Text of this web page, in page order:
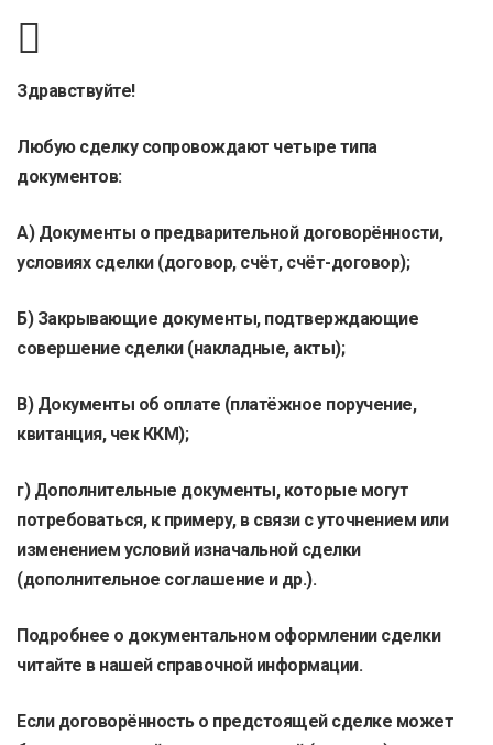
Здравствуйте!
Любую сделку сопровождают четыре типа
документов:
А) Документы о предварительной договорённости,
условиях сделки (договор, счёт, счёт-договор);
Б) Закрывающие документы, подтверждающие
совершение сделки (накладные, акты);
В) Документы об оплате (платёжное поручение,
квитанция, чек ККМ);
г) Дополнительные документы, которые могут
потребоваться, к примеру, в связи с уточнением или
изменением условий изначальной сделки
(дополнительное соглашение и др.).
Подробнее о документальном оформлении сделки
читайте в нашей справочной информации.
Если договорённость о предстоящей сделке может